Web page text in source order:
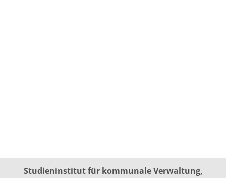
Studieninstitut für kommunale Verwaltung,